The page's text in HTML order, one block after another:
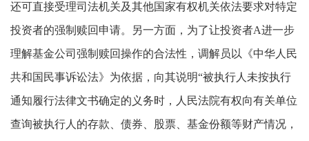
还可直接受理司法机关及其他国家有权机关依法要求对特定
投资者的强制赎回申请。另一方面，为了让投资者A进一步
理解基金公司强制赎回操作的合法性，调解员以《中华人民
共和国民事诉讼法》为依据，向其说明“被执行人未按执行
通知履行法律文书确定的义务时，人民法院有权向有关单位
查询被执行人的存款、债券、股票、基金份额等财产情况，